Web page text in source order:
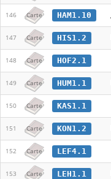
146 Carte HAM1.10
147 Carte HIS1.2
148 Carte HOF2.1
149 Carte HUM1.1
150 Carte KAS1.1
151 Carte KON1.2
152 Carte LEF4.1
153 Carte LEH1.1